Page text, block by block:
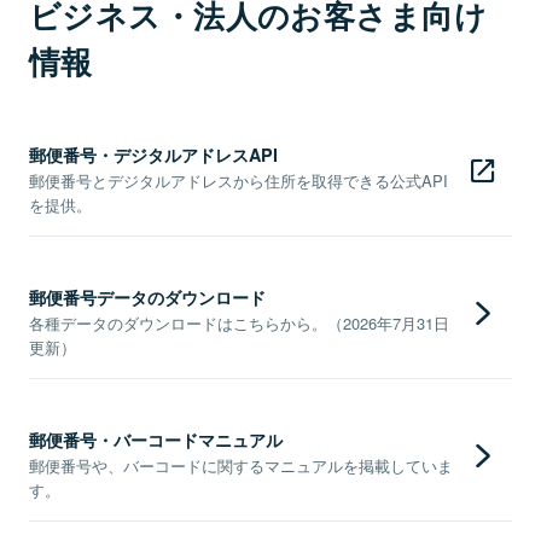
ビジネス・法人のお客さま向け
情報
郵便番号・デジタルアドレスAPI
郵便番号とデジタルアドレスから住所を取得できる公式API
を提供。
郵便番号データのダウンロード
各種データのダウンロードはこちらから。（2026年7月31日
更新）
郵便番号・バーコードマニュアル
郵便番号や、バーコードに関するマニュアルを掲載していま
す。